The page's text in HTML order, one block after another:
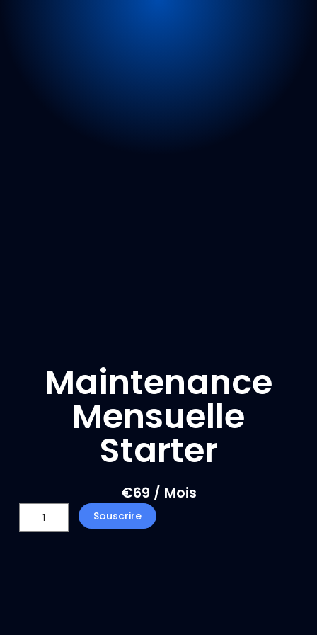
Maintenance
Mensuelle
Starter
€69 / Mois
quantité
de
Souscrire